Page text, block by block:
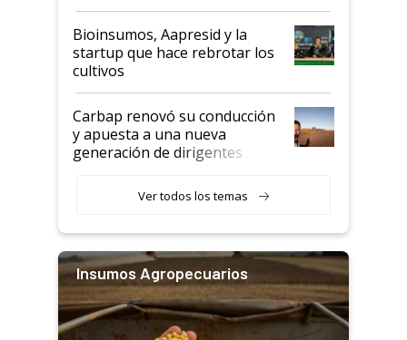
Bioinsumos, Aapresid y la
startup que hace rebrotar los
cultivos
Carbap renovó su conducción
y apuesta a una nueva
generación de dirigentes
Ver todos los temas
Insumos Agropecuarios